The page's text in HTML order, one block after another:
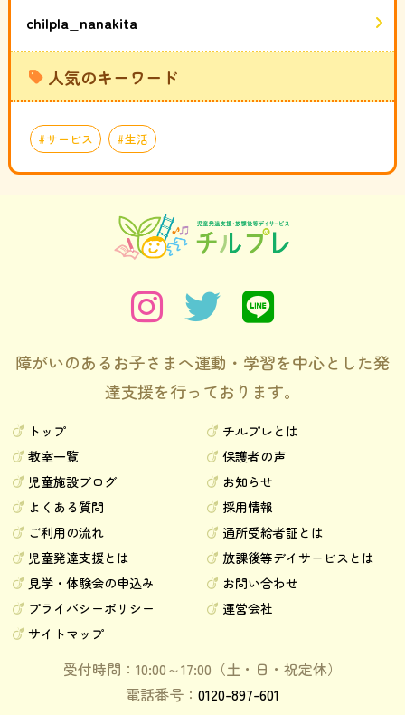
chilpla_nanakita
人気のキーワード
サービス 生活
障がいのあるお子さまへ運動・学習を中心とした発
達支援を行っております。
トップ
チルプレとは
教室一覧
保護者の声
児童施設ブログ
お知らせ
よくある質問
採用情報
ご利用の流れ
通所受給者証とは
児童発達支援とは
放課後等デイサービスとは
見学・体験会の申込み
お問い合わせ
プライバシーポリシー
運営会社
サイトマップ
受付時間：10:00～17:00（土・日・祝定休）
電話番号： 0120-897-601